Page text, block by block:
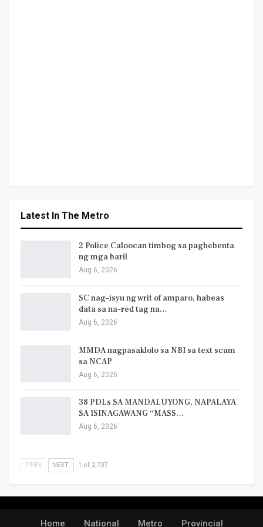
Latest In The Metro
2 Police Caloocan timbog sa pagbebenta
ng mga baril
Aug 6, 2026
SC nag-isyu ng writ of amparo, habeas
data sa na-red tag na…
Aug 6, 2026
MMDA nagpasaklolo sa NBI sa text scam
sa NCAP
Aug 6, 2026
38 PDLs SA MANDALUYONG, NAPALAYA
SA ISINAGAWANG “MASS…
Aug 6, 2026
PREV NEXT 1 of 2,737
Home National Metro Provincial